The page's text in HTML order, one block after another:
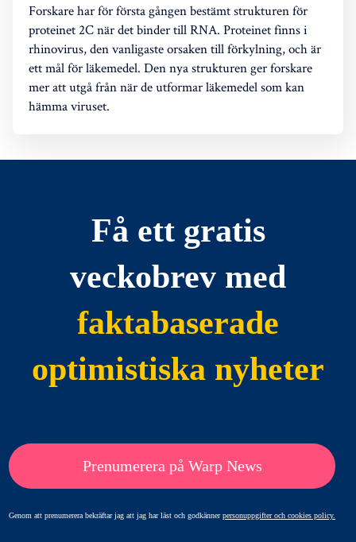
Forskare har för första gången bestämt strukturen för
proteinet 2C när det binder till RNA. Proteinet finns i
rhinovirus, den vanligaste orsaken till förkylning, och är
ett mål för läkemedel. Den nya strukturen ger forskare
mer att utgå från när de utformar läkemedel som kan
hämma viruset.
Få ett gratis
veckobrev med
faktabaserade
optimistiska nyheter
Prenumerera på Warp News
Genom att prenumerera bekräftar jag att jag har läst och godkännerpersonuppgifter och cookies policy.